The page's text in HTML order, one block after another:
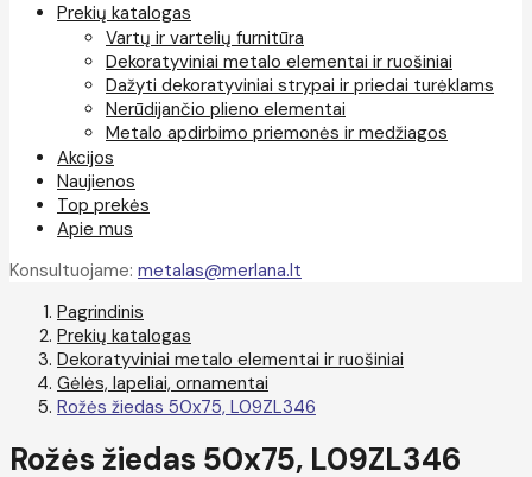
Prekių katalogas
Vartų ir vartelių furnitūra
Dekoratyviniai metalo elementai ir ruošiniai
Dažyti dekoratyviniai strypai ir priedai turėklams
Nerūdijančio plieno elementai
Metalo apdirbimo priemonės ir medžiagos
Akcijos
Naujienos
Top prekės
Apie mus
Konsultuojame: metalas@merlana.lt
Pagrindinis
Prekių katalogas
Dekoratyviniai metalo elementai ir ruošiniai
Gėlės, lapeliai, ornamentai
Rožės žiedas 50x75, L09ZL346
Rožės žiedas 50x75, L09ZL346